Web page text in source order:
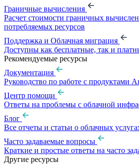
Граничные вычисления
Расчет стоимости граничных
потребляемых ресурсов
Поддержка и Облачная миграция
Доступны как бесплатные, так и
Рекомендуемые ресурсы
Документация
Руководство по работе с продуктами
Центр помощи
Ответы на проблемы с облачной
Блог
Все отчеты и статьи о облачных
Часто задаваемые вопросы
Краткие и простые ответы на часто
Другие ресурсы